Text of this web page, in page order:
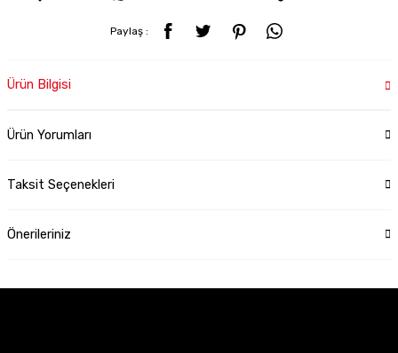
Paylaş :
Ürün Bilgisi
Ürün Yorumları
Taksit Seçenekleri
Önerileriniz